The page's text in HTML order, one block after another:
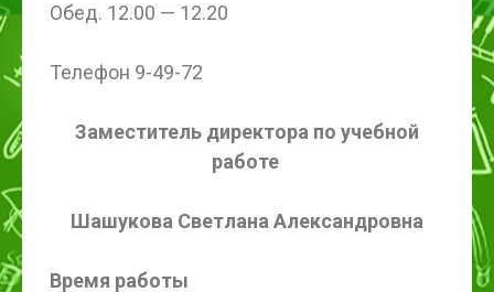
Обед. 12.00 — 12.20
Телефон 9-49-72
Заместитель директора по учебной
работе
Шашукова Светлана Александровна
Время работы